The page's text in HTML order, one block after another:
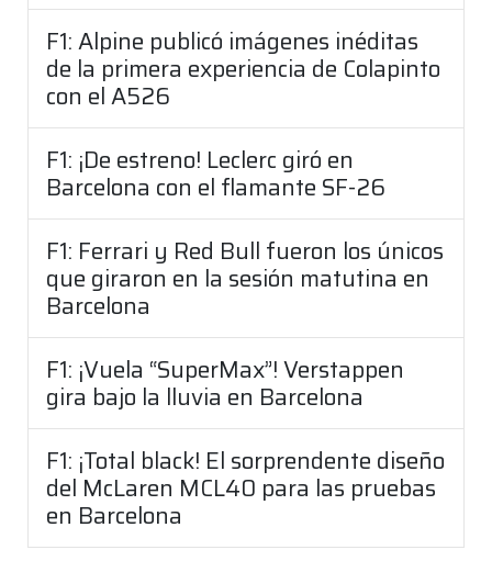
F1: Alpine publicó imágenes inéditas
de la primera experiencia de Colapinto
con el A526
F1: ¡De estreno! Leclerc giró en
Barcelona con el flamante SF-26
F1: Ferrari y Red Bull fueron los únicos
que giraron en la sesión matutina en
Barcelona
F1: ¡Vuela “SuperMax”! Verstappen
gira bajo la lluvia en Barcelona
F1: ¡Total black! El sorprendente diseño
del McLaren MCL40 para las pruebas
en Barcelona